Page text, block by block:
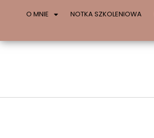
O MNIE NOTKA SZKOLENIOWA